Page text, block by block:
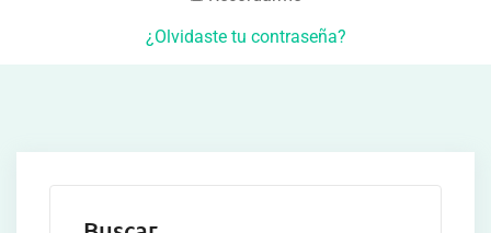
¿Olvidaste tu contraseña?